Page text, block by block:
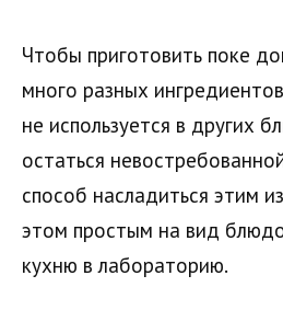
Чтобы приготовить поке
много разных
не используется в других
остаться
способ насладиться этим
этом простым на вид
кухню в лабораторию.